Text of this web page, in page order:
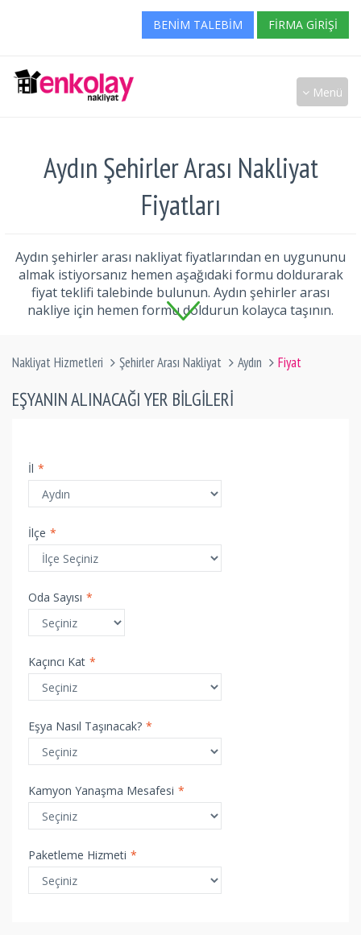
BENIM TALEBIM FIRMA GIRIŞI
Menü
Aydın Şehirler Arası Nakliyat
Fiyatları
Aydın şehirler arası nakliyat fiyatlarından en uygununu
almak istiyorsanız hemen aşağıdaki formu doldurarak
fiyat teklifi talebinde bulunun. Aydın şehirler arası
nakliye için hemen formu doldurun kolayca taşının.
Nakliyat Hizmetleri Şehirler Arası Nakliyat Aydın Fiyat
EŞYANIN ALINACAĞI YER BILGILERI
İl *
İlçe *
Oda Sayısı *
Kaçıncı Kat *
Eşya Nasıl Taşınacak? *
Kamyon Yanaşma Mesafesi *
Paketleme Hizmeti *